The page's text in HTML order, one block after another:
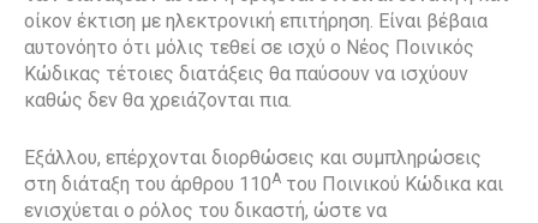
οίκον έκτιση με ηλεκτρονική επιτήρηση. Είναι βέβαια
αυτονόητο ότι μόλις τεθεί σε ισχύ ο Νέος Ποινικός
Κώδικας τέτοιες διατάξεις θα παύσουν να ισχύουν
καθώς δεν θα χρειάζονται πια.
Εξάλλου, επέρχονται διορθώσεις και συμπληρώσεις
στη διάταξη του άρθρου 110Α του Ποινικού Κώδικα και
ενισχύεται ο ρόλος του δικαστή, ώστε να